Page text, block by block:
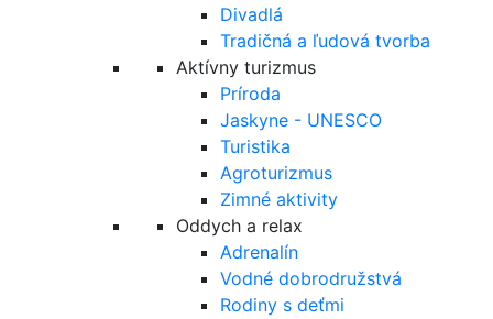
Divadlá
Tradičná a ľudová tvorba
Aktívny turizmus
Príroda
Jaskyne - UNESCO
Turistika
Agroturizmus
Zimné aktivity
Oddych a relax
Adrenalín
Vodné dobrodružstvá
Rodiny s deťmi